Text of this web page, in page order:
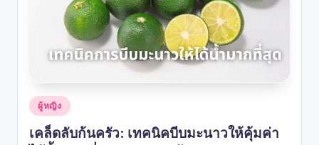
Posted
in
ผู้หญิง
เคล็ดลับก้นครัว: เทคนิคบีบมะนาวให้คุ้มค่า